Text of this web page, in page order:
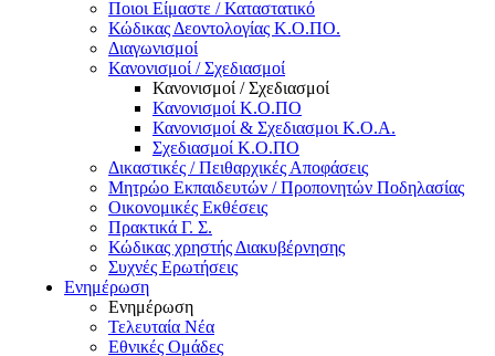
Ποιοι Είμαστε / Καταστατικό
Κώδικας Δεοντολογίας Κ.Ο.ΠΟ.
Διαγωνισμοί
Κανονισμοί / Σχεδιασμοί
Κανονισμοί / Σχεδιασμοί
Κανονισμοί Κ.Ο.ΠΟ
Κανονισμοί & Σχεδιασμοι Κ.Ο.Α.
Σχεδιασμοί Κ.Ο.ΠΟ
Δικαστικές / Πειθαρχικές Αποφάσεις
Μητρώο Εκπαιδευτών / Προπονητών Ποδηλασίας
Οικονομικές Εκθέσεις
Πρακτικά Γ. Σ.
Κώδικας χρηστής Διακυβέρνησης
Συχνές Ερωτήσεις
Ενημέρωση
Ενημέρωση
Τελευταία Νέα
Εθνικές Ομάδες